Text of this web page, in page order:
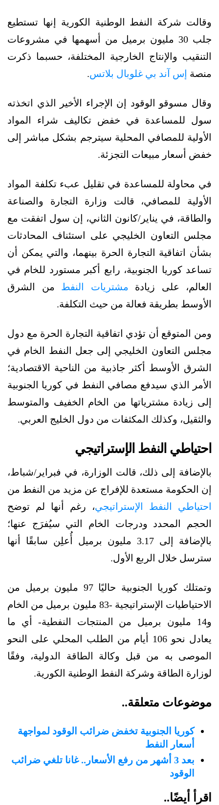
وقالت شركة النفط الوطنية الكورية إنها تستطيع
جلب 30 مليون برميل من أسهمها في مشروعات
التنقيب والإنتاج الخارجية المختلفة، حسبما ذكرت
منصة إس آند بي غلوبال بلاتس.
وقال مسوقو الوقود إن الإجراء الأخير الذي اتخذته
سول للمساعدة في خفض تكاليف شراء المواد
الأولية للمصافي المحلية سيترجم بشكل مباشر إلى
خفض أسعار مبيعات التجزئة.
في محاولة للمساعدة في تقليل عبء تكلفة المواد
الأولية للمصافي، قالت وزارة التجارة والصناعة
والطاقة، في يناير/كانون الثاني، إن سول اتفقت مع
مجلس التعاون الخليجي على استئناف المحادثات
بشأن اتفاقية التجارة الحرة بينهما، والتي يمكن أن
تساعد كوريا الجنوبية، رابع أكبر مستورد للخام في
العالم، على زيادة مشتريات النفط من الشرق
الأوسط بطريقة فعالة من حيث التكلفة.
ومن المتوقع أن تؤدي اتفاقية التجارة الحرة مع دول
مجلس التعاون الخليجي إلى جعل النفط الخام في
الشرق الأوسط أكثر جاذبية من الناحية الاقتصادية؛
الأمر الذي سيدفع مصافي النفط في كوريا الجنوبية
إلى زيادة مشترياتها من الخام الخفيف والمتوسط
والثقيل، وكذلك المكثفات من دول الخليج العربي.
احتياطي النفط الإستراتيجي
بالإضافة إلى ذلك، قالت الوزارة، في فبراير/شباط،
إن الحكومة مستعدة للإفراج عن مزيد من النفط من
احتياطي النفط الإستراتيجي، رغم أنها لم توضح
الحجم المحدد ودرجات الخام التي سيُفرَج عنها؛
بالإضافة إلى 3.17 مليون برميل أُعلِن سابقًا أنها
سترسل خلال الربع الأول.
وتمتلك كوريا الجنوبية حاليًا 97 مليون برميل من
الاحتياطيات الإستراتيجية -83 مليون برميل من الخام
و14 مليون برميل من المنتجات النفطية- أي ما
يعادل نحو 106 أيام من الطلب المحلي على النحو
الموصى به من قبل وكالة الطاقة الدولية، وفقًا
لوزارة الطاقة وشركة النفط الوطنية الكورية.
موضوعات متعلقة..
كوريا الجنوبية تخفض ضرائب الوقود لمواجهة
أسعار النفط
بعد 3 أشهر من رفع الأسعار.. غانا تلغي ضرائب
الوقود
اقرأ أيضًا..